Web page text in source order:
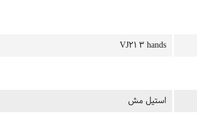
VJ21 3 hands
استیل مش